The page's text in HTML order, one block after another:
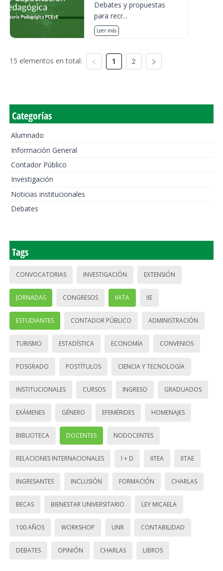
Debates y propuestas
para recr...
Leer más
15 elementos en total: 1 2
Categorías
Alumnado
Información General
Contador Público
Investigación
Noticias institucionales
Debates
Tags
CONVOCATORIAS INVESTIGACIÓN EXTENSIÓN
JORNADAS CONGRESOS IIATA IIE
ESTUDIANTES CONTADOR PÚBLICO ADMINISTRACIÓN
TURISMO ESTADÍSTICA ECONOMÍA CONVENIOS
POSGRADO POSTÍTULOS CIENCIA Y TECNOLOGÍA
INSTITUCIONALES CURSOS INGRESO GRADUADOS
EXÁMENES GÉNERO EFEMÉRIDES HOMENAJES
BIBLIOTECA DOCENTES NODOCENTES
RELACIONES INTERNACIONALES I + D IITEA IITAE
INGRESANTES INCLUSIÓN FORMACIÓN CHARLAS
BECAS BIENESTAR UNIVERSITARIO LEY MICAELA
100 AÑOS WORKSHOP UNR CONTABILIDAD
DEBATES OPINIÓN CHARLAS LIBROS